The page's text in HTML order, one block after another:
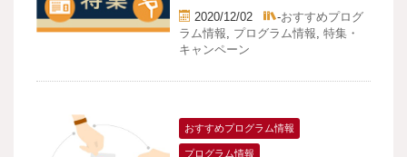
2020/12/02 -おすすめプログ
ラム情報, プログラム情報,特集・
キャンペーン
おすすめプログラム情報
プログラム情報